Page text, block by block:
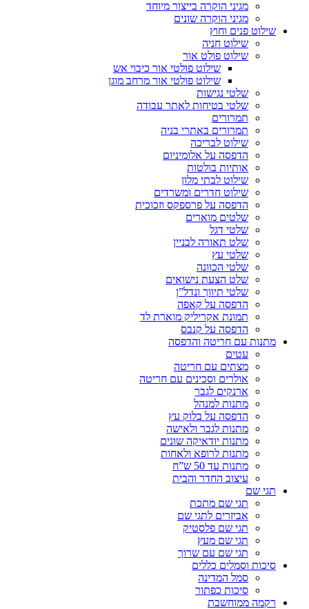
מגיני הוקרה בייצור מיוחד
מגיני הוקרה שונים
שילוט פנים וחוץ
שילוט חניה
שילוט פולט אור
שילוט פולטי אור כיבוי אש
שילוט פולטי אור מרחב מוגן
שלטי נגישות
שלטי בטיחות לאתר עבודה
תמרורים
תמרורים באתרי בניה
שילוט לבריכה
הדפסה על אלומיניום
אותיות בולטות
שילוט לבתי מלון
שילוט חדרים ומשרדים
הדפסה על פרספקס וזכוכית
שלטים מוארים
שלטי דגל
שלט תאורה לבניין
שלטי עץ
שלטי הכוונה
שלט הצעת נישואים
שלטי תיווך ונדל”ן
הדפסה על קאפה
תמונת אקריליק מוארת לד
הדפסה על קנבס
מתנות עם חריטה והדפסה
עטים
מצתים עם חריטה
אולרים וסכינים עם חריטה
ארנקים לגבר
מתנות למנהל
הדפסה על בלוק עץ
מתנות לגבר ולאישה
מתנות יודאיקה שונים
מתנות לרופא ולאחות
מתנות עד 50 ש”ח
עיצוב החדר והבית
תגי שם
תגי שם מתכת
אביזרים לתגי שם
תגי שם פלסטיק
תגי שם מעץ
תגי שם עם שרוך
סיכות וסמלים כללים
סמל המדינה
סיכות כפתור
רקמה ממוחשבת